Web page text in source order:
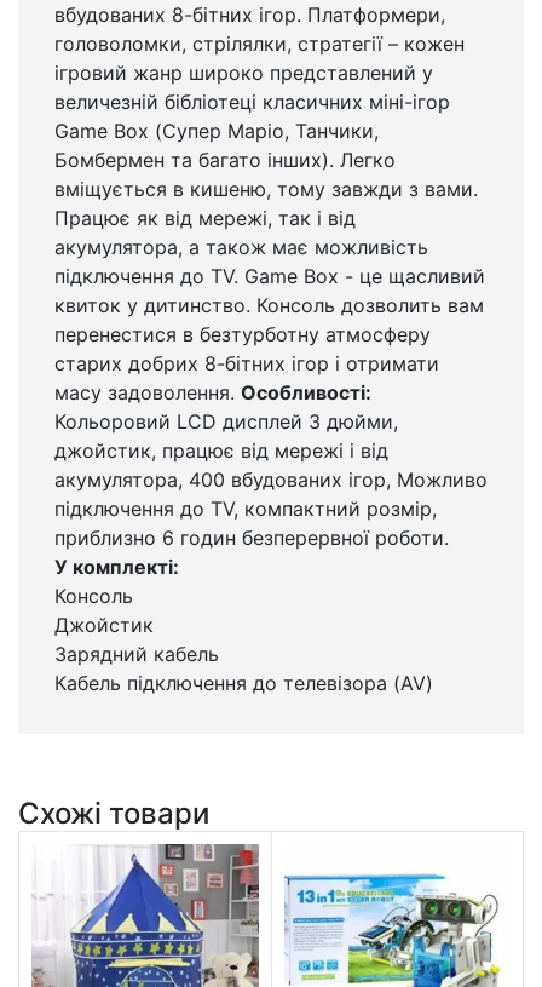
вбудованих 8-бітних ігор. Платформери,
головоломки, стрілялки, стратегії – кожен
ігровий жанр широко представлений у
величезній бібліотеці класичних міні-ігор
Game Box (Супер Маріо, Танчики,
Бомбермен та багато інших). Легко
вміщується в кишеню, тому завжди з вами.
Працює як від мережі, так і від
акумулятора, а також має можливість
підключення до TV. Game Box - це щасливий
квиток у дитинство. Консоль дозволить вам
перенестися в безтурботну атмосферу
старих добрих 8-бітних ігор і отримати
масу задоволення. Особливості:
Кольоровий LCD дисплей 3 дюйми,
джойстик, працює від мережі і від
акумулятора, 400 вбудованих ігор, Можливо
підключення до TV, компактний розмір,
приблизно 6 годин безперервної роботи.
У комплекті:
Консоль
Джойстик
Зарядний кабель
Кабель підключення до телевізора (AV)
Схожі товари